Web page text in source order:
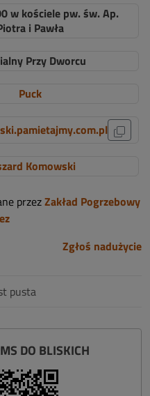
w kościele pw. św. Ap.
i Pawła
Przy Dworcu
Puck
Komowski
przezZakład Pogrzebowy
Zgłoś nadużycie
pusta
DO BLISKICH